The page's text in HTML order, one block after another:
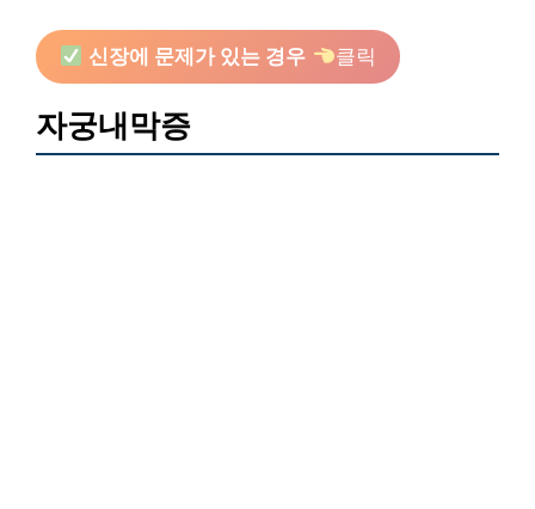
신장에 문제가 있는 경우 클릭
자궁내막증